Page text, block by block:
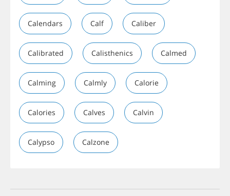
Calendars Calf Caliber
Calibrated Calisthenics Calmed
Calming Calmly Calorie
Calories Calves Calvin
Calypso Calzone